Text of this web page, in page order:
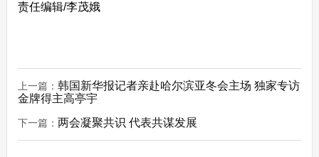
责任编辑/李茂娥
上一篇： 韩国新华报记者亲赴哈尔滨亚冬会主场 独家专访
金牌得主高亭宇
下一篇： 两会凝聚共识 代表共谋发展